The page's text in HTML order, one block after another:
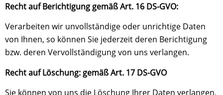
Recht auf Berichtigung gemäß Art. 16 DS-GVO:
Verarbeiten wir unvollständige oder unrichtige Daten
von Ihnen, so können Sie jederzeit deren Berichtigung
bzw. deren Vervollständigung von uns verlangen.
Recht auf Löschung: gemäß Art. 17 DS-GVO
Sie können von uns die Löschung Ihrer Daten verlangen,